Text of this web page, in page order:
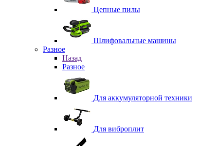
Цепные пилы
Шлифовальные машины
Разное
Назад
Разное
Для аккумуляторной техники
Для виброплит